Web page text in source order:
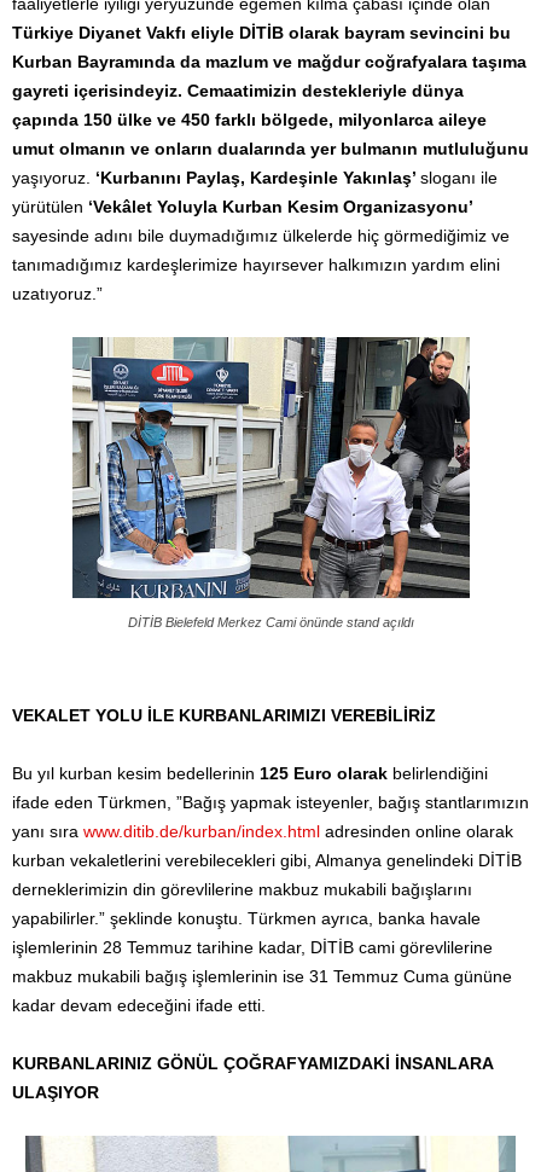
Türkiye Diyanet Vakfı eliyle DİTİB olarak bayram sevincini bu
Kurban Bayramında da mazlum ve mağdur coğrafyalara taşıma
gayreti içerisindeyiz. Cemaatimizin destekleriyle dünya
çapında 150 ülke ve 450 farklı bölgede, milyonlarca aileye
umut olmanın ve onların dualarında yer bulmanın mutluluğunu
yaşıyoruz. ‘Kurbanını Paylaş, Kardeşinle Yakınlaş’ sloganı ile
yürütülen ‘Vekâlet Yoluyla Kurban Kesim Organizasyonu’
sayesinde adını bile duymadığımız ülkelerde hiç görmediğimiz ve
tanımadığımız kardeşlerimize hayırsever halkımızın yardım elini
uzatıyoruz.”
DİTİB Bielefeld Merkez Camiönünde stand açıldı
VEKALET YOLU İLE KURBANLARIMIZI VEREBİLİRİZ
Bu yıl kurban kesim bedellerinin 125 Euro olarak belirlendiğini
ifade eden Türkmen, ”Bağış yapmak isteyenler, bağış stantlarımızın
yanı sıra www.ditib.de/kurban/index.html adresinden online olarak
kurban vekaletlerini verebilecekleri gibi, Almanya genelindeki DİTİB
derneklerimizin din görevlilerine makbuz mukabili bağışlarını
yapabilirler.” şeklinde konuştu. Türkmen ayrıca, banka havale
işlemlerinin 28 Temmuz tarihine kadar, DİTİB cami görevlilerine
makbuz mukabili bağış işlemlerinin ise 31 Temmuz Cuma gününe
kadar devam edeceğini ifade etti.
KURBANLARINIZ GÖNÜL ÇOĞRAFYAMIZDAKİ İNSANLARA
ULAŞIYOR